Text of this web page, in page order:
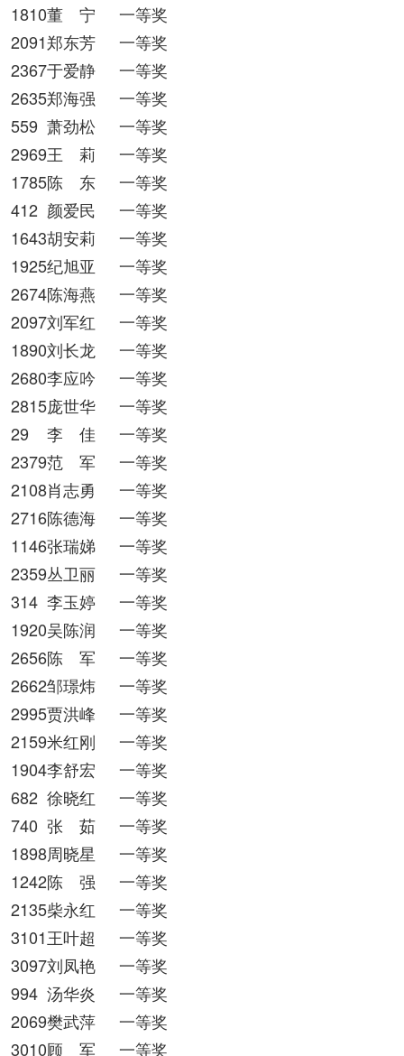
1810董 宁
一等奖
2091郑东芳
一等奖
2367于爱静
一等奖
2635郑海强
一等奖
559 萧劲松
一等奖
2969王 莉
一等奖
1785陈 东
一等奖
412 颜爱民
一等奖
1643胡安莉
一等奖
1925纪旭亚
一等奖
2674陈海燕
一等奖
2097刘军红
一等奖
1890刘长龙
一等奖
2680李应吟
一等奖
2815庞世华
一等奖
29
李 佳
一等奖
2379范 军
一等奖
2108肖志勇
一等奖
2716陈德海
一等奖
1146张瑞娣
一等奖
2359丛卫丽
一等奖
314 李玉婷
一等奖
1920吴陈润
一等奖
2656陈 军
一等奖
2662邹璟炜
一等奖
2995贾洪峰
一等奖
2159米红刚
一等奖
1904李舒宏
一等奖
682 徐晓红
一等奖
740 张 茹
一等奖
1898周晓星
一等奖
1242陈 强
一等奖
2135柴永红
一等奖
3101王叶超
一等奖
3097刘凤艳
一等奖
994 汤华炎
一等奖
2069樊武萍
一等奖
3010顾 军
一等奖